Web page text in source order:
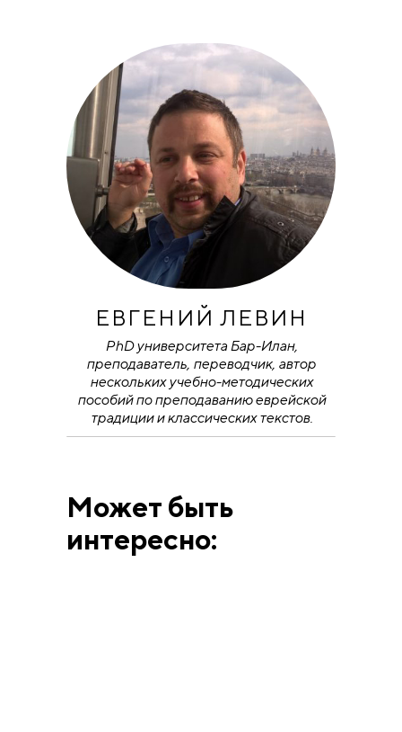
ЕВГЕНИЙ ЛЕВИН
PhD университета Бар-Илан,
преподаватель, переводчик, автор
нескольких учебно-методических
пособий по преподаванию еврейской
традиции и классических текстов.
Может быть
интересно: